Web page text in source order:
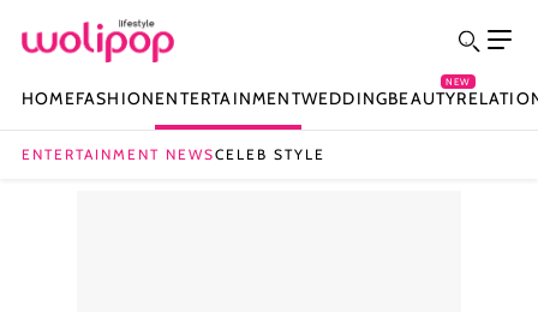
HOMEFASHIONENTERTAINMENTWEDDINGBEAUTY
NEW
ENTERTAINMENT NEWSCELEB STYLE